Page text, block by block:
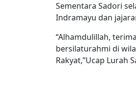
Sementara Sadori
Indramayu dan
“Alhamdulillah,
bersilaturahmi di
Rakyat,”Ucap Lurah